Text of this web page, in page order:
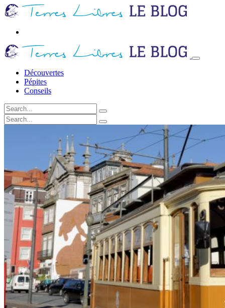
Découvertes
Pépites
Conseils